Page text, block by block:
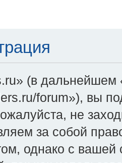
(в
forum»), вы
не
за собой
однако с